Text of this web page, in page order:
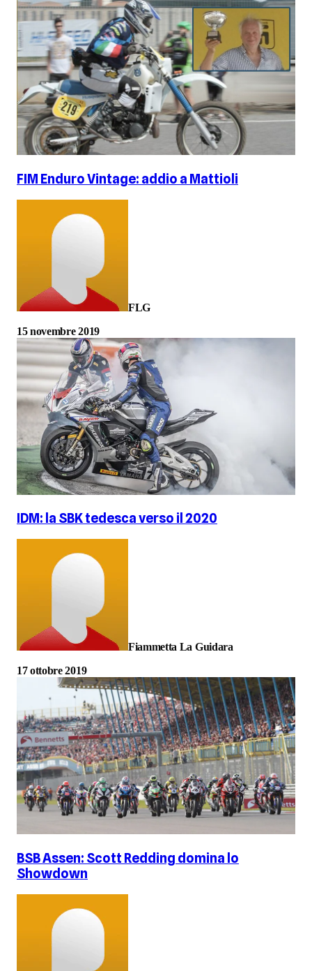
FIM Enduro Vintage: addio a Mattioli
FLG
15 novembre 2019
IDM: la SBK tedesca verso il 2020
Fiammetta La Guidara
17 ottobre 2019
BSB Assen: Scott Redding domina lo
Showdown